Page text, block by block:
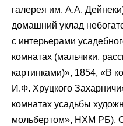
галерея им. А.А.
домашний уклад
с интерьерами
комнатах (мальчики,
картинками)», 1854, «В
И.Ф. Хруцкого
комнатах усадьбы
мольбертом», НХМ РБ).